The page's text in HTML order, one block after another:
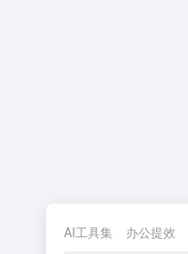
AI工具集 办公提效